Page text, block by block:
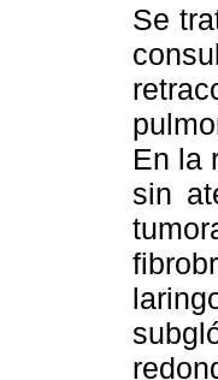
Se
En la
sin